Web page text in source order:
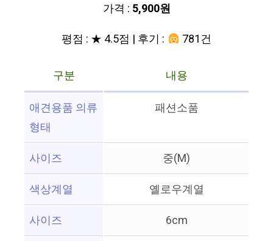
가격 : 5,900원
평점 : ★ 4.5점 | 후기 :
781건
구분
내용
애견용품 의류
형태
패션소품
사이즈
중(M)
색상계열
옐로우계열
사이즈
6cm